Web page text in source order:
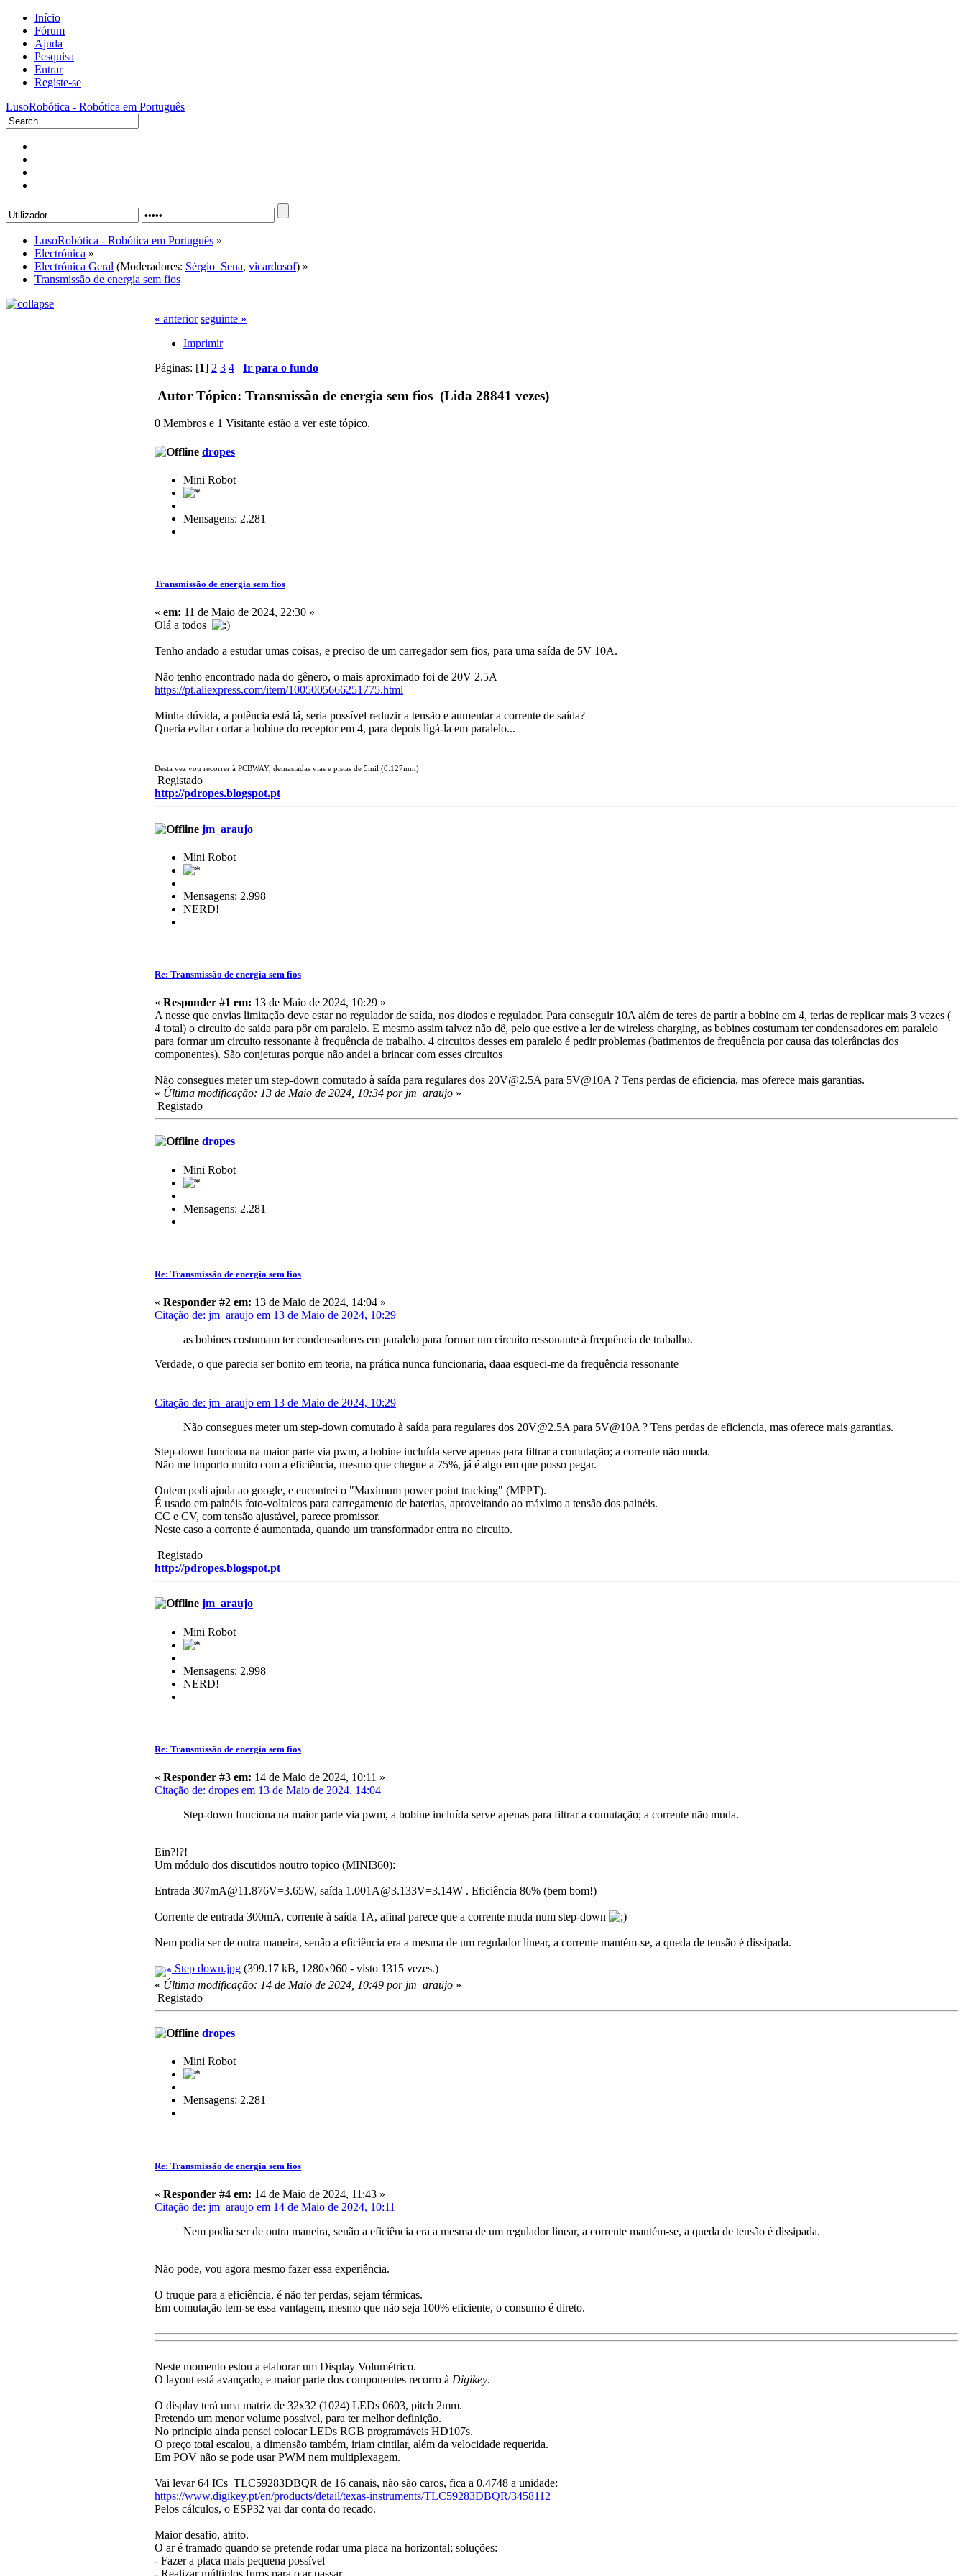
Início
Fórum
Ajuda
Pesquisa
Entrar
Registe-se
LusoRobótica - Robótica em Português
LusoRobótica - Robótica em Português »
Electrónica »
Electrónica Geral (Moderadores: Sérgio_Sena, vicardosof) »
Transmissão de energia sem fios
« anterior seguinte »
Imprimir
Páginas: [1] 2 3 4 Ir para o fundo
Autor Tópico: Transmissão de energia sem fios (Lida 28841 vezes)
0 Membros e 1 Visitante estão a ver este tópico.
dropes
Mini Robot
Mensagens: 2.281
Transmissão de energia sem fios
« em: 11 de Maio de 2024, 22:30 »
Olá a todos
Tenho andado a estudar umas coisas, e preciso de um carregador sem fios, para uma saída de 5V 10A.
Não tenho encontrado nada do gênero, o mais aproximado foi de 20V 2.5A
https://pt.aliexpress.com/item/1005005666251775.html
Minha dúvida, a potência está lá, seria possível reduzir a tensão e aumentar a corrente de saída?
Queria evitar cortar a bobine do receptor em 4, para depois ligá-la em paralelo...
Desta vez vou recorrer à PCBWAY, demasiadas vias e pistas de 5mil (0.127mm)
Registado
http://pdropes.blogspot.pt
jm_araujo
Mini Robot
Mensagens: 2.998
NERD!
Re: Transmissão de energia sem fios
« Responder #1 em: 13 de Maio de 2024, 10:29 »
A nesse que envias limitação deve estar no regulador de saída, nos diodos e regulador. Para conseguir 10A além de teres de partir a bobine em 4, terias de replicar mais 3 vezes (
4 total) o circuito de saída para pôr em paralelo. E mesmo assim talvez não dê, pelo que estive a ler de wireless charging, as bobines costumam ter condensadores em paralelo
para formar um circuito ressonante à frequência de trabalho. 4 circuitos desses em paralelo é pedir problemas (batimentos de frequência por causa das tolerâncias dos
componentes). São conjeturas porque não andei a brincar com esses circuitos
Não consegues meter um step-down comutado à saída para regulares dos 20V@2.5A para 5V@10A ? Tens perdas de eficiencia, mas oferece mais garantias.
« Última modificação: 13 de Maio de 2024, 10:34 por jm_araujo »
Registado
dropes
Mini Robot
Mensagens: 2.281
Re: Transmissão de energia sem fios
« Responder #2 em: 13 de Maio de 2024, 14:04 »
Citação de: jm_araujo em 13 de Maio de 2024, 10:29
as bobines costumam ter condensadores em paralelo para formar um circuito ressonante à frequência de trabalho.
Verdade, o que parecia ser bonito em teoria, na prática nunca funcionaria, daaa esqueci-me da frequência ressonante
Citação de: jm_araujo em 13 de Maio de 2024, 10:29
Não consegues meter um step-down comutado à saída para regulares dos 20V@2.5A para 5V@10A ? Tens perdas de eficiencia, mas oferece mais garantias.
Step-down funciona na maior parte via pwm, a bobine incluída serve apenas para filtrar a comutação; a corrente não muda.
Não me importo muito com a eficiência, mesmo que chegue a 75%, já é algo em que posso pegar.
Ontem pedi ajuda ao google, e encontrei o "Maximum power point tracking" (MPPT).
É usado em painéis foto-voltaicos para carregamento de baterias, aproveitando ao máximo a tensão dos painéis.
CC e CV, com tensão ajustável, parece promissor.
Neste caso a corrente é aumentada, quando um transformador entra no circuito.
Registado
http://pdropes.blogspot.pt
jm_araujo
Mini Robot
Mensagens: 2.998
NERD!
Re: Transmissão de energia sem fios
« Responder #3 em: 14 de Maio de 2024, 10:11 »
Citação de: dropes em 13 de Maio de 2024, 14:04
Step-down funciona na maior parte via pwm, a bobine incluída serve apenas para filtrar a comutação; a corrente não muda.
Ein?!?!
Um módulo dos discutidos noutro topico (MINI360):
Entrada 307mA@11.876V=3.65W, saída 1.001A@3.133V=3.14W . Eficiência 86% (bem bom!)
Corrente de entrada 300mA, corrente à saída 1A, afinal parece que a corrente muda num step-down
Nem podia ser de outra maneira, senão a eficiência era a mesma de um regulador linear, a corrente mantém-se, a queda de tensão é dissipada.
Step down.jpg (399.17 kB, 1280x960 - visto 1315 vezes.)
« Última modificação: 14 de Maio de 2024, 10:49 por jm_araujo »
Registado
dropes
Mini Robot
Mensagens: 2.281
Re: Transmissão de energia sem fios
« Responder #4 em: 14 de Maio de 2024, 11:43 »
Citação de: jm_araujo em 14 de Maio de 2024, 10:11
Nem podia ser de outra maneira, senão a eficiência era a mesma de um regulador linear, a corrente mantém-se, a queda de tensão é dissipada.
Não pode, vou agora mesmo fazer essa experiência.
O truque para a eficiência, é não ter perdas, sejam térmicas.
Em comutação tem-se essa vantagem, mesmo que não seja 100% eficiente, o consumo é direto.
Neste momento estou a elaborar um Display Volumétrico.
O layout está avançado, e maior parte dos componentes recorro à Digikey.
O display terá uma matriz de 32x32 (1024) LEDs 0603, pitch 2mm.
Pretendo um menor volume possível, para ter melhor definição.
No princípio ainda pensei colocar LEDs RGB programáveis HD107s.
O preço total escalou, a dimensão também, iriam cintilar, além da velocidade requerida.
Em POV não se pode usar PWM nem multiplexagem.
Vai levar 64 ICs TLC59283DBQR de 16 canais, não são caros, fica a 0.4748 a unidade:
https://www.digikey.pt/en/products/detail/texas-instruments/TLC59283DBQR/3458112
Pelos cálculos, o ESP32 vai dar conta do recado.
Maior desafio, atrito.
O ar é tramado quando se pretende rodar uma placa na horizontal; soluções:
- Fazer a placa mais pequena possível
- Realizar múltiplos furos para o ar passar